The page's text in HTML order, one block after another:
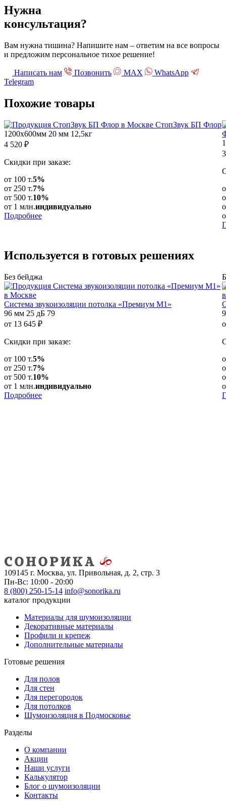
Нужна
консультация?
Вам нужна тишина? Напишите нам – ответим на все вопросы
и предложим персональное тихое решение!
Написать нам Позвонить МАХ
WhatsApp
Telegram
Похожие товары
СтопЗвук БП Флор
1200х600мм 20 мм 12,5кг
4 520 ₽
Скидки при заказе:
от 100 т.5%
от 250 т.7%
от 500 т.10%
от 1 млн.индивидуально
Подробнее
Используется в готовых решениях
Без бейджа
Cистема звукоизоляции потолка «Премиум М1»
96 мм 25 дБ 79
от 13 645 ₽
Скидки при заказе:
от 100 т.5%
от 250 т.7%
от 500 т.10%
от 1 млн.индивидуально
Подробнее
109145 г. Москва, ул. Привольная, д. 2, стр. 3
Пн-Вс: 10:00 - 20:00
8 (800) 250-15-14 info@sonorika.ru
каталог продукции
Материалы для шумоизоляции
Декоративные материалы
Профили и крепеж
Дополнительные материалы
Готовые решения
Для полов
Для стен
Для перегородок
Для потолков
Шумоизоляция в Подмосковье
Разделы
О компании
Акции
Наши услуги
Калькулятор
Блог о шумоизоляции
Контакты